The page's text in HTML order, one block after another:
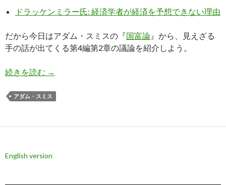
ドラッケンミラー氏: 経済学者が経済を予想できない理由
だから今日はアダム・スミスの『国富論 』から、見えざる
手の話が出てくる第4編第2章の議論を紹介しよう。
続きを読む アダム・スミス: 国の経済は政治家ではなく神の
→
アダム・スミス
English version